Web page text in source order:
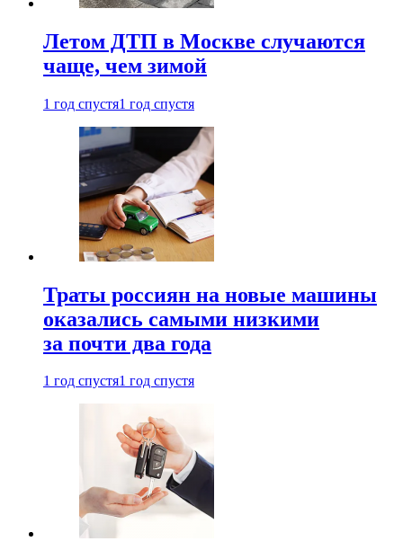
Летом ДТП в Москве случаются
чаще, чем зимой
1 год спустя1 год спустя
Траты россиян на новые машины
оказались самыми низкими
за почти два года
1 год спустя1 год спустя